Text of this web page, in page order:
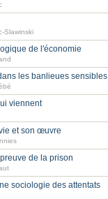
Slawinski
de l'économie
les banlieues sensibles
viennent
et son œuvre
de la prison
sociologie des attentats